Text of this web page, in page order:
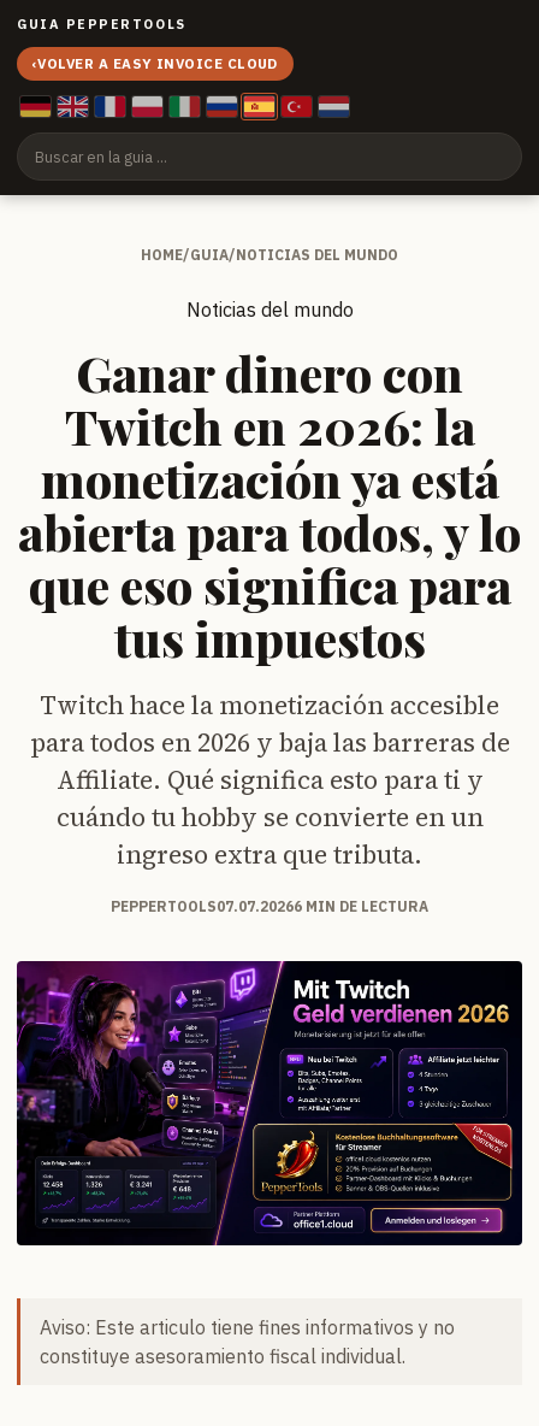
GUIA PEPPERTOOLS
‹VOLVER A EASY INVOICE CLOUD
HOME/GUIA/NOTICIAS DEL MUNDO
Noticias del mundo
Ganar dinero con
Twitch en 2026: la
monetización ya está
abierta para todos, y lo
que eso significa para
tus impuestos
Twitch hace la monetización accesible
para todos en 2026 y baja las barreras de
Affiliate. Qué significa esto para ti y
cuándo tu hobby se convierte en un
ingreso extra que tributa.
PEPPERTOOLS07.07.20266 MIN DE LECTURA
Aviso: Este articulo tiene fines informativos y no
constituye asesoramiento fiscal individual.